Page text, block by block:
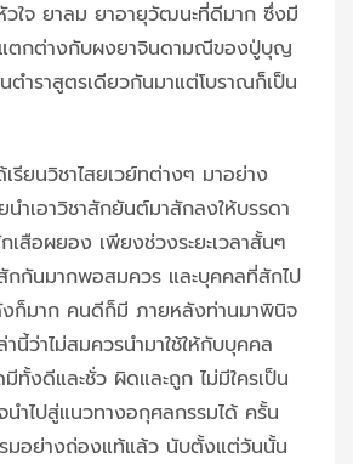
วใจ ยาลม ยาอายุวัฒนะที่ดีมาก ซึ่งมี
ตกต่างกับผงยาจินดามณีของปู่บุญ
ตำราสูตรเดียวกันมาแต่โบราณก็เป็น
รียนวิชาไสยเวย์ทต่างๆ มาอย่าง
ำเอาวิชาสักยันต์มาสักลงให้บรรดา
เสือผยอง เพียงช่วงระยะเวลาสั้นๆ
กกันมากพอสมควร และบุคคลที่สักไป
งก็มาก คนดีก็มี ภายหลังท่านมาพินิจ
นี้ว่าไม่สมควรนำมาใช้ให้กับบุคคล
ทั้งดีและชั่ว ผิดและถูก ไม่มีใครเป็น
ำไปสู่แนวทางอกุศลกรรมได้ ครั้น
มอย่างถ่องแท้แล้ว นับตั้งแต่วันนั้น